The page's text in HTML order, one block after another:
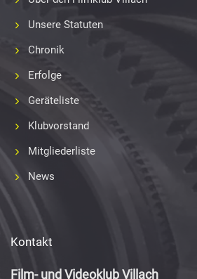
Unsere Statuten
Chronik
Erfolge
Geräteliste
Klubvorstand
Mitgliederliste
News
Kontakt
Film- und Videoklub Villach